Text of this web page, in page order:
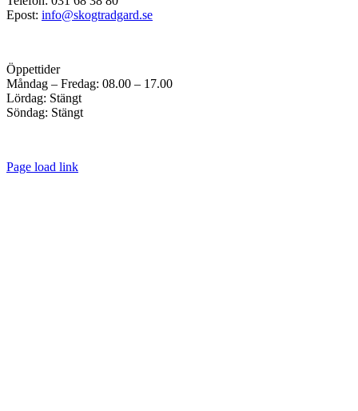
Epost: info@skogtradgard.se
Öppettider
Måndag – Fredag: 08.00 – 17.00
Lördag: Stängt
Söndag: Stängt
Page load link